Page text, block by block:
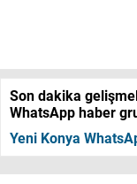
Son dakika
WhatsApp haber
Yeni Konya